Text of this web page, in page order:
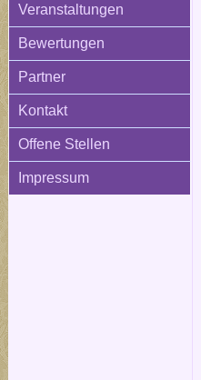
Veranstaltungen
Bewertungen
Partner
Kontakt
Offene Stellen
Impressum